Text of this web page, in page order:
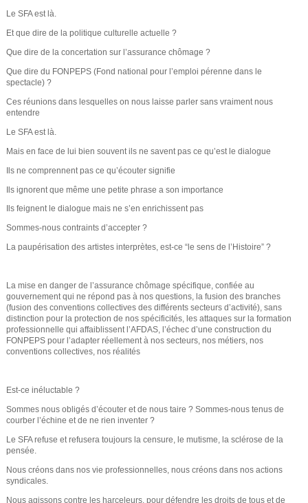
Le SFA est là.
Et que dire de la politique culturelle actuelle ?
Que dire de la concertation sur l’assurance chômage ?
Que dire du FONPEPS (Fond national pour l’emploi pérenne dans le
spectacle) ?
Ces réunions dans lesquelles on nous laisse parler sans vraiment nous
entendre
Le SFA est là.
Mais en face de lui bien souvent ils ne savent pas ce qu’est le dialogue
Ils ne comprennent pas ce qu’écouter signifie
Ils ignorent que même une petite phrase a son importance
Ils feignent le dialogue mais ne s’en enrichissent pas
Sommes-nous contraints d’accepter ?
La paupérisation des artistes interprètes, est-ce “le sens de l’Histoire” ?
La mise en danger de l’assurance chômage spécifique, confiée au
gouvernement qui ne répond pas à nos questions, la fusion des branches
(fusion des conventions collectives des différents secteurs d’activité), sans
distinction pour la protection de nos spécificités, les attaques sur la formation
professionnelle qui affaiblissent l’AFDAS, l’échec d’une construction du
FONPEPS pour l’adapter réellement à nos secteurs, nos métiers, nos
conventions collectives, nos réalités
Est-ce inéluctable ?
Sommes nous obligés d’écouter et de nous taire ? Sommes-nous tenus de
courber l’échine et de ne rien inventer ?
Le SFA refuse et refusera toujours la censure, le mutisme, la sclérose de la
pensée.
Nous créons dans nos vie professionnelles, nous créons dans nos actions
syndicales.
Nous agissons contre les harceleurs, pour défendre les droits de tous et de